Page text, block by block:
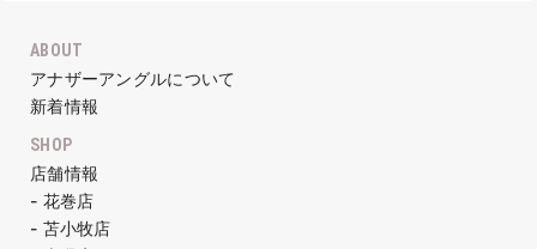
ABOUT
アナザーアングルについて
新着情報
SHOP
店舗情報
- 花巻店
- 苫小牧店